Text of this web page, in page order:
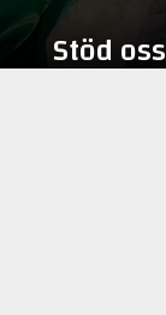
Stöd oss